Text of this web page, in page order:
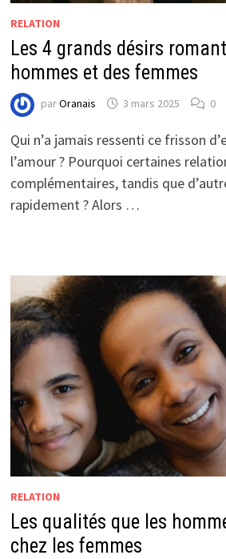
RELATION
Les 4 grands désirs
hommes et des femmes
parOranais 3 mars 2025 0
Qui n’a jamais ressenti ce frisson
l’amour ? Pourquoi certaines
complémentaires, tandis que
rapidement ? Alors …
RELATION
Les qualités que les
chez les femmes